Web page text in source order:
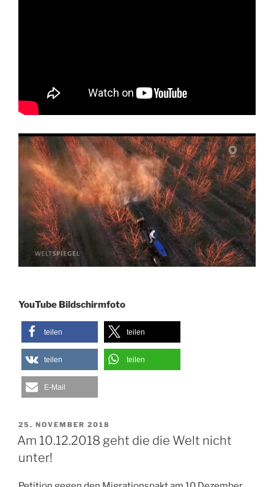
YouTube Bildschirmfoto
teilen teilen
teilen teilen
E-Mail
VERÖFFENTLICHT
AM
25. NOVEMBER 2018
Am 10.12.2018 geht die die Welt nicht
unter!